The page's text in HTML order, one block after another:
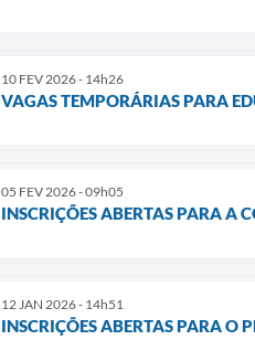
10 FEV 2026 - 14h26
VAGAS TEMPORÁRIAS PARA
05 FEV 2026 - 09h05
INSCRIÇÕES ABERTAS PARA A
12 JAN 2026 - 14h51
INSCRIÇÕES ABERTAS PARA O